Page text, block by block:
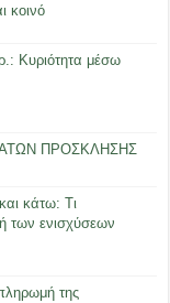
κοινό
Κυριότητα μέσω
ΠΡΟΣΚΛΗΣΗΣ
κάτω: Τι
των ενισχύσεων
της